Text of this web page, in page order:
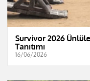
Survivor 2026
Tanıtımı
16/06/2026